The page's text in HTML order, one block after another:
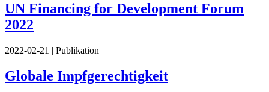
UN Financing for Development Forum
2022
2022-02-21 | Publikation
Globale Impfgerechtigkeit